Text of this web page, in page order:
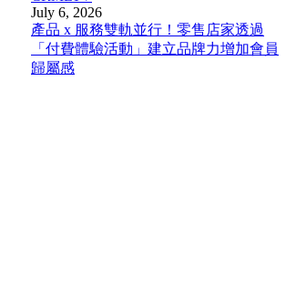
July 6, 2026
產品 x 服務雙軌並行！零售店家透過
「付費體驗活動」建立品牌力增加會員
歸屬感